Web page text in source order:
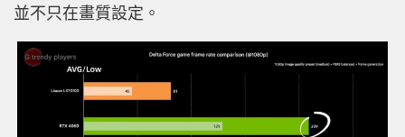
並不只在畫質設定。